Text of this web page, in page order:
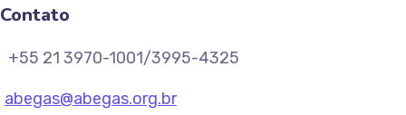
Contato
+55 21 3970-1001/3995-4325
abegas@abegas.org.br